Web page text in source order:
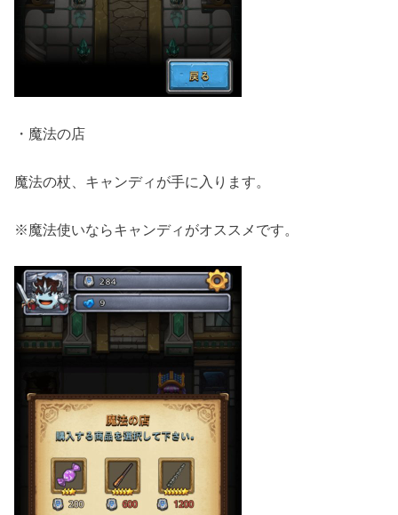
・魔法の店
魔法の杖、キャンディが手に入ります。
※魔法使いならキャンディがオススメです。